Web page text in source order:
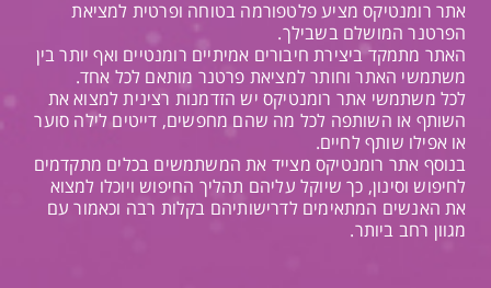
אתר רומנטיקס מציע פלטפורמה בטוחה ופרטית למציאת
הפרטנר המושלם בשבילך.
האתר מתמקד ביצירת חיבורים אמיתיים רומנטיים ואף יותר בין
משתמשי האתר וחותר למציאת פרטנר מותאם לכל אחד.
לכל משתמשי אתר רומנטיקס יש הזדמנות רצינית למצוא את
השותף או השותפה לכל מה שהם מחפשים, דייטים לילה סוער
או אפילו שותף לחיים.
בנוסף אתר רומנטיקס מצייד את המשתמשים בכלים מתקדמים
לחיפוש וסינון, כך שיוקל עליהם תהליך החיפוש ויוכלו למצוא
את האנשים המתאימים לדרישותיהם בקלות רבה וכאמור עם
מגוון רחב ביותר.